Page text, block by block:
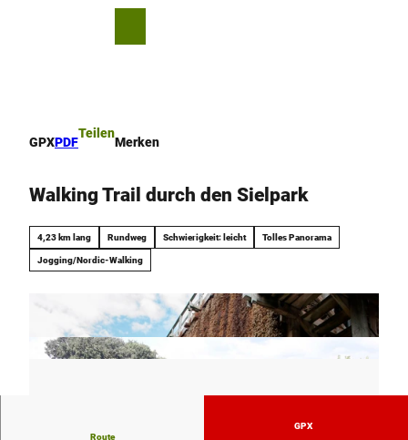
GPXPDF
Teilen
Merken
Walking Trail durch den Sielpark
4,23 km lang Rundweg Schwierigkeit: leicht Tolles Panorama
Jogging/Nordic-Walking
Route
GPX